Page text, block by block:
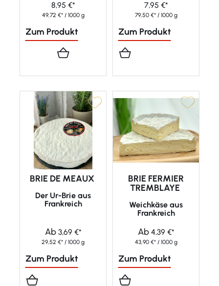
8,95 €*
49,72 €* / 1000 g
Zum Produkt
7,95 €*
79,50 €* / 1000 g
Zum Produkt
BRIE DE MEAUX
Der Ur-Brie aus
Frankreich
Ab 3,69 €*
29,52 €* / 1000 g
Zum Produkt
BRIE FERMIER
TREMBLAYE
Weichkäse aus
Frankreich
Ab 4,39 €*
43,90 €* / 1000 g
Zum Produkt